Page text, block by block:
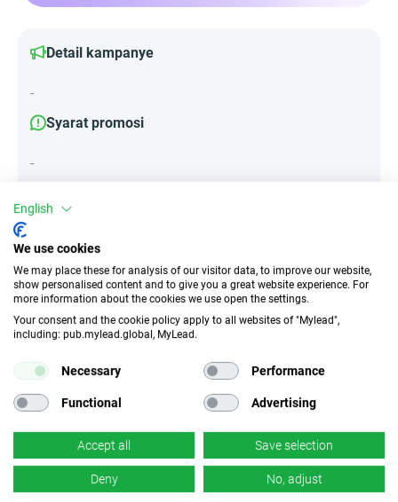
Detail kampanye
-
Syarat promosi
-
Perangkat
Perangkat seluler
Desktop Tablet
Insentif
n/d
n/d
Tautan dalam
Spanduk SembunyikanLink
English
We use cookies
We may place these for analysis of our visitor data, to improve our website,
show personalised content and to give you a great website experience. For
more information about the cookies we use open the settings.
Your consent and the cookie policy apply to all websites of "Mylead",
including: pub.mylead.global, MyLead.
Necessary Performance
Functional Advertising
Accept all Save selection
Deny No, adjust